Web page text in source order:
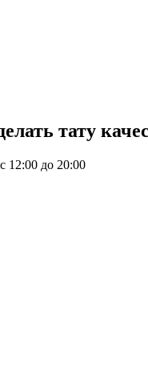
тату
12:00 до 20:00